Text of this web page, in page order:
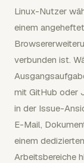
Linux-Nutzer
einem
verbunden ist.
mit GitHub oder
in der Issue-
E-Mail,
einem
Arbeitsbereiche